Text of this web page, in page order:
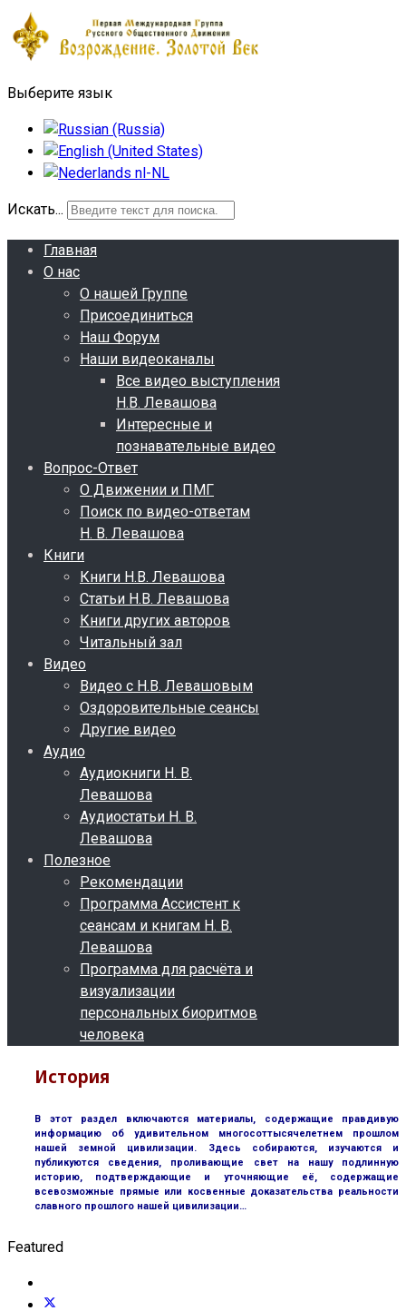
Выберите язык
Искать...
Главная
О нас
О нашей Группе
Присоединиться
Наш Форум
Наши видеоканалы
Все видео выступления
Н.В. Левашова
Интересные и
познавательные видео
Вопрос-Ответ
О Движении и ПМГ
Поиск по видео-ответам
Н. В. Левашова
Книги
Книги Н.В. Левашова
Статьи Н.В. Левашова
Книги других авторов
Читальный зал
Видео
Видео с Н.В. Левашовым
Оздоровительные сеансы
Другие видео
Аудио
Аудиокниги Н. В.
Левашова
Аудиостатьи Н. В.
Левашова
Полезное
Рекомендации
Программа Ассистент к
сеансам и книгам Н. В.
Левашова
Программа для расчёта и
визуализации
персональных биоритмов
человека
История
В этот раздел включаются материалы, содержащие правдивую
информацию об удивительном многосоттысячелетнем прошлом
нашей земной цивилизации. Здесь собираются, изучаются и
публикуются сведения, проливающие свет на нашу подлинную
историю, подтверждающие и уточняющие её, содержащие
всевозможные прямые или косвенные доказательства реальности
славного прошлого нашей цивилизации…
Featured